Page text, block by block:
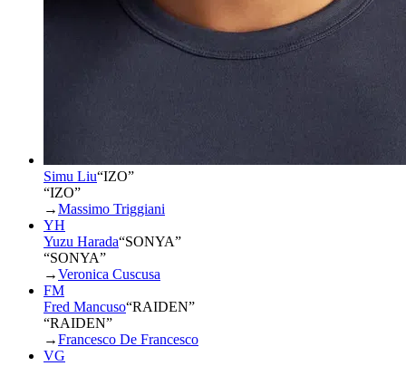
Simu Liu“IZO”
“IZO”
→Massimo Triggiani
YH
Yuzu Harada“SONYA”
“SONYA”
→Veronica Cuscusa
FM
Fred Mancuso“RAIDEN”
“RAIDEN”
→Francesco De Francesco
VG